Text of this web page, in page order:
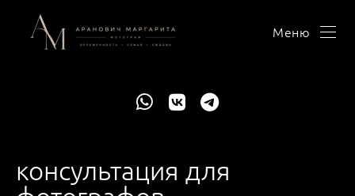
Меню
консультация для